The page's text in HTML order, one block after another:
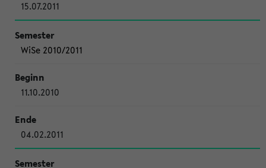
15.07.2011
WiSe 2010/2011
11.10.2010
04.02.2011